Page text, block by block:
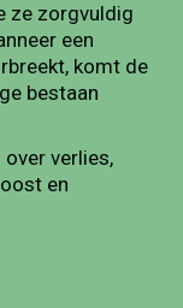
ze zorgvuldig
een
komt de
bestaan
verlies,
en